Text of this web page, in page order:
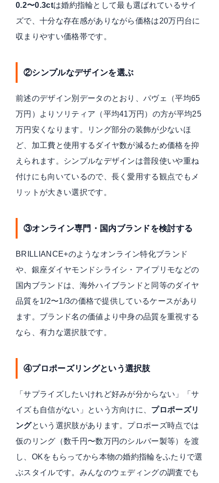
0.2〜0.3ctは婚約指輪として最も選ばれているサイ
ズで、十分な存在感がありながら価格は20万円台に
収まりやすい価格帯です。
②シンプルなデザインを選ぶ
前述のデザイン別データのとおり、パヴェ（平均65
万円）よりソリティア（平均41万円）の方が平均25
万円安くなります。リング部分の装飾が少ないほ
ど、加工費と使用するダイヤ数が減るため価格を抑
えられます。シンプルなデザインは普段使いや重ね
付けにも向いているので、長く愛用する観点でもメ
リットが大きい選択です。
③オンライン専門・国内ブランドを検討する
BRILLIANCE+のようなオンライン特化ブランド
や、銀座ダイヤモンドシライシ・アイプリモなどの
国内ブランドは、海外ハイブランドと同等のダイヤ
品質を1/2〜1/3の価格で提供しているケースがあり
ます。ブランド名の価値より中身の品質を重視する
なら、有力な選択肢です。
④プロポーズリングという選択肢
「サプライズしたいけれど好みが分からない」「サ
イズも自信がない」という方向けに、 プロポーズリ
ングという選択肢があります。プロポーズ時点では
仮のリング（数千円〜数万円のシルバー製等）を渡
し、OKをもらってから本物の婚約指輪をふたりで選
ぶスタイルです。みんなのウェディングの調査でも